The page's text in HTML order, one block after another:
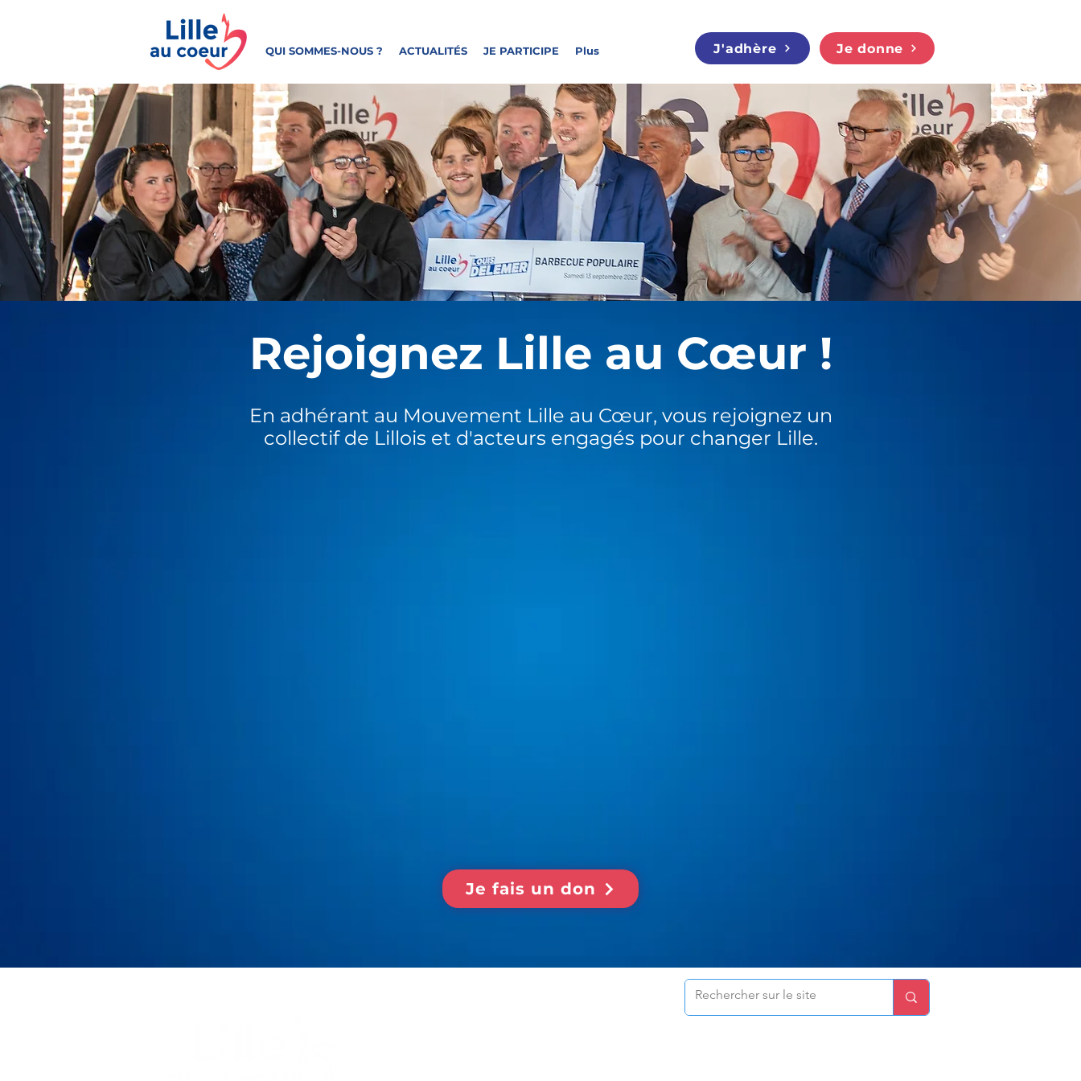
QUI SOMMES-NOUS ? ACTUALITÉS JE PARTICIPE Plus J'adhère Je donne
Rejoignez Lille au Cœur !
En adhérant au Mouvement Lille au Cœur, vous rejoignez un
collectif de Lillois et d'acteurs engagés pour changer Lille.
Je fais un don